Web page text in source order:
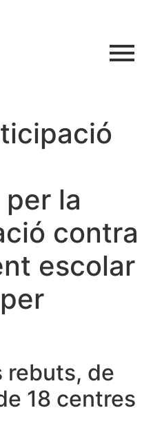
per la
contra
escolar
rebuts, de
18 centres